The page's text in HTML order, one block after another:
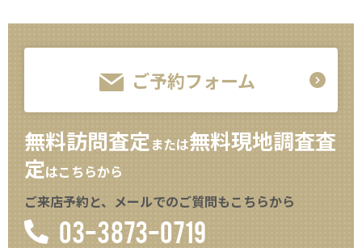
ご予約フォーム
無料訪問査定または無料現地調査査
定はこちらから
ご来店予約と、メールでのご質問もこちらから
03-3873-0719